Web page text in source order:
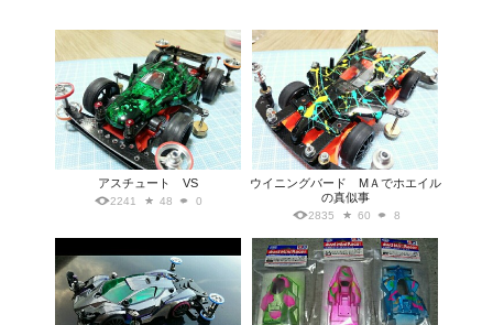
アスチュート VS
2241 48 0
ウイニングバード MＡでホエイル
の真似事
2835 60 8